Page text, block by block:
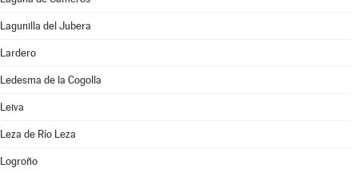
Lagunilla del Jubera
Lardero
Ledesma de la Cogolla
Leiva
Leza de Río Leza
Logroño